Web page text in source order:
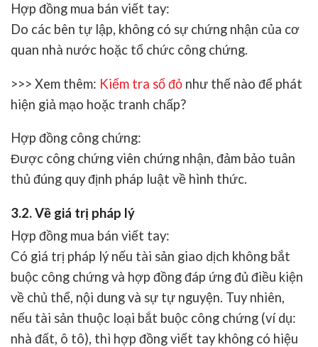
Hợp đồng mua bán viết tay:
Do các bên tự lập, không có sự chứng nhận của cơ
quan nhà nước hoặc tổ chức công chứng.
>>> Xem thêm: Kiểm tra sổ đỏ như thế nào để phát
hiện giả mạo hoặc tranh chấp?
Hợp đồng công chứng:
Được công chứng viên chứng nhận, đảm bảo tuân
thủ đúng quy định pháp luật về hình thức.
3.2. Về giá trị pháp lý
Hợp đồng mua bán viết tay:
Có giá trị pháp lý nếu tài sản giao dịch không bắt
buộc công chứng và hợp đồng đáp ứng đủ điều kiện
về chủ thể, nội dung và sự tự nguyện. Tuy nhiên,
nếu tài sản thuộc loại bắt buộc công chứng (ví dụ:
nhà đất, ô tô), thì hợp đồng viết tay không có hiệu